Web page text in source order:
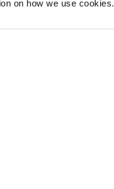
on how we use cookies.
Charging